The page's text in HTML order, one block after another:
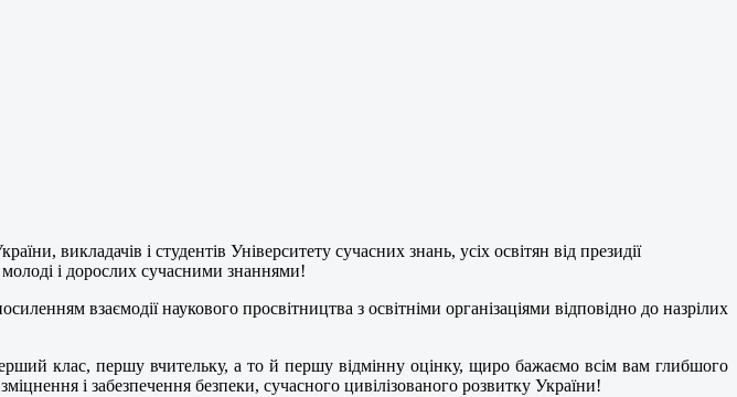
викладачів і студентів Університету сучасних знань, усіх освітян від президії
і дорослих сучасними знаннями!
взаємодії наукового просвітництва з освітніми організаціями відповідно до назрілих
клас, першу вчительку, а то й першу відмінну оцінку, щиро бажаємо всім вам глибшого
і забезпечення безпеки, сучасного цивілізованого розвитку України!